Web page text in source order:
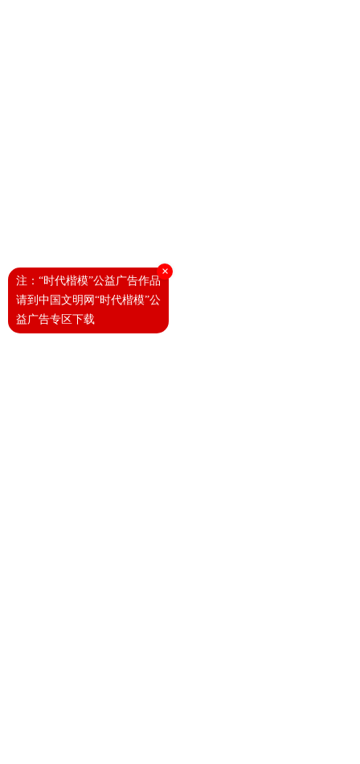
×
注：“时代楷模”公益广告作品
请到中国文明网“时代楷模”公
益广告专区下载